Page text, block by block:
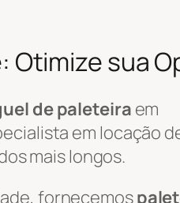
Otimize sua
de paleteira em
em locação
mais longos.
fornecemos